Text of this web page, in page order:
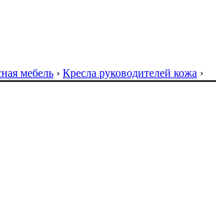
мебель › Кресла руководителей кожа ›